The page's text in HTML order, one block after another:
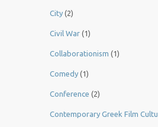
City (2)
Civil War (1)
Collaborationism (1)
Comedy (1)
Conference (2)
Contemporary Greek Film